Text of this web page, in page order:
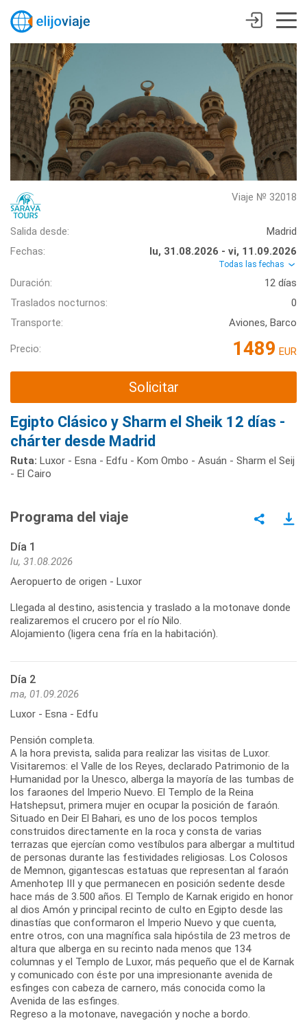
Viaje № 32018
Salida desde:
Madrid
Fechas:
lu, 31.08.2026 - vi, 11.09.2026
Todas las fechas
Duración:
12 días
Traslados nocturnos:
0
Transporte:
Aviones, Barco
Precio: 1489 EUR
Solicitar
Egipto Clásico y Sharm el Sheik 12 días -
chárter desde Madrid
Ruta: Luxor - Esna - Edfu - Kom Ombo - Asuán - Sharm el Seij
- El Cairo
Programa del viaje
Día 1
lu, 31.08.2026
Aeropuerto de origen - Luxor
Llegada al destino, asistencia y traslado a la motonave donde
realizaremos el crucero por el río Nilo.
Alojamiento (ligera cena fría en la habitación).
Día 2
ma, 01.09.2026
Luxor - Esna - Edfu
Pensión completa.
A la hora prevista, salida para realizar las visitas de Luxor.
Visitaremos: el Valle de los Reyes, declarado Patrimonio de la
Humanidad por la Unesco, alberga la mayoría de las tumbas de
los faraones del Imperio Nuevo. El Templo de la Reina
Hatshepsut, primera mujer en ocupar la posición de faraón.
Situado en Deir El Bahari, es uno de los pocos templos
construidos directamente en la roca y consta de varias
terrazas que ejercían como vestíbulos para albergar a multitud
de personas durante las festividades religiosas. Los Colosos
de Memnon, gigantescas estatuas que representan al faraón
Amenhotep III y que permanecen en posición sedente desde
hace más de 3.500 años. El Templo de Karnak erigido en honor
al dios Amón y principal recinto de culto en Egipto desde las
dinastías que conformaron el Imperio Nuevo y que cuenta,
entre otros, con una magnífica sala hipóstila de 23 metros de
altura que alberga en su recinto nada menos que 134
columnas y el Templo de Luxor, más pequeño que el de Karnak
y comunicado con éste por una impresionante avenida de
esfinges con cabeza de carnero, más conocida como la
Avenida de las esfinges.
Regreso a la motonave, navegación y noche a bordo.